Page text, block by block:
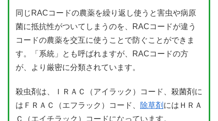
同じRACコードの農薬を繰り返し使うと害虫や病原
菌に抵抗性がついてしまうのを、RACコードが違う
コードの農薬を交互に使うことで防ぐことができま
す。「系統」とも呼ばれますが、RACコードの方
が、より厳密に分類されています。
殺虫剤は、ＩＲＡＣ（アイラック）コード、殺菌剤に
はＦＲＡＣ（エフラック）コード、
除草剤 にはＨＲＡ
Ｃ（エイチラック）コードになっています。